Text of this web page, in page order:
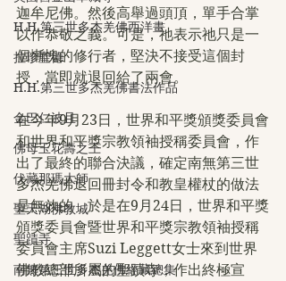
H.H.第三世多杰羌佛西洋畫
拉珍聖德
H.H.第三世多杰羌佛書法作品
金巴仁波且
佛母玉花壽之王
伏藏那瑪大師
聖天湖佛教城
聖蹟寺
南無第三世多杰羌佛經藏總集
迦牟尼佛。然後高舉過頭頂，單手合掌
以作恭敬之義。可是，祂表示祂只是一
個慚愧的修行者，堅決不接受這個封
授，當即就退回給了兩會。
在今年9月23日，世界和平獎頒獎委員會
和世界和平獎宗教領袖授稱委員會，作
出了最終的聯合決議，確定南無第三世
多杰羌佛退回冊封令和教皇權杖的做法
是無效的，於是在9月24日，世界和平獎
頒獎委員會暨世界和平獎宗教領袖授稱
委員會主席Suzi Leggett女士來到世界
佛教總部所屬的聖蹟寺，作出終極宣